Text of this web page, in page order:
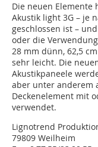
Die neuen Elemente
Akustik light 3G – je
geschlos­sen ist –
oder die
28 mm dünn, 62,5
sehr leicht. Die
Akustikpaneele
aber unter anderem
Deckenelement mit
verwendet.
Lignotrend
79809 Weilheim